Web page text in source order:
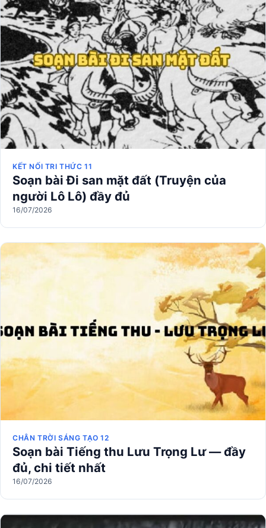
KẾT NỐI TRI THỨC 11
Soạn bài Đi san mặt đất (Truyện của
người Lô Lô) đầy đủ
16/07/2026
CHÂN TRỜI SÁNG TẠO 12
Soạn bài Tiếng thu Lưu Trọng Lư — đầy
đủ, chi tiết nhất
16/07/2026